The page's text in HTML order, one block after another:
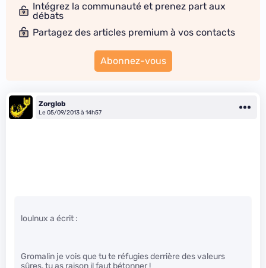
Intégrez la communauté et prenez part aux
débats
Partagez des articles premium à vos contacts
Abonnez-vous
Zorglob
Le 05/09/2013 à 14h57
loulnux a écrit :
Gromalin je vois que tu te réfugies derrière des valeurs